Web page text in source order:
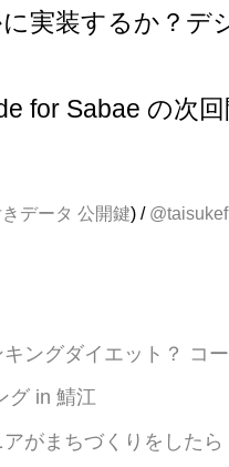
に実装するか？デ
for Sabae の次
データ 公開鍵) / @taisukef
ングダイエット？ コ
グ in 鯖江
アがまちづくりをした